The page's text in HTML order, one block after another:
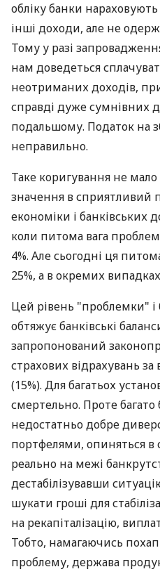
обліку банки
інші доходи, але не
Тому у разі
нам доведеться
неотриманих доходів,
справді дуже сумнівних
подальшому. Податок на
неправильно.
Таке коригування не
значення в сприятливий
економіки і банківських
коли питома вага
4%. Але сьогодні ця
25%, а в окремих випадках
Цей рівень "проблемки" і
обтяжує банківські
запропонований
страхових відрахувань
(15%). Для багатьох
смертельно. Проте багато
недостатньо добре
портфелями, опиняться в
реально на межі
дестабілізувавши
шукати гроші для
на рекапіталізацію,
Тобто, намагаючись
проблему, держава